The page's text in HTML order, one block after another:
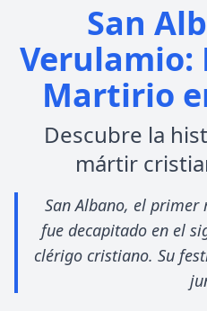
San
Verulamio:
Martirio
Descubre la
mártir
San Albano, el
fue decapitado en el
clérigo cristiano. Su